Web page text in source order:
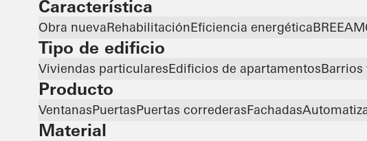
Característica
Obra nuevaRehabilitaciónEficiencia energéticaBREEAM
Tipo de edificio
Viviendas particularesEdificios de apartamentos
Producto
VentanasPuertasPuertas correderasFachadas
Material